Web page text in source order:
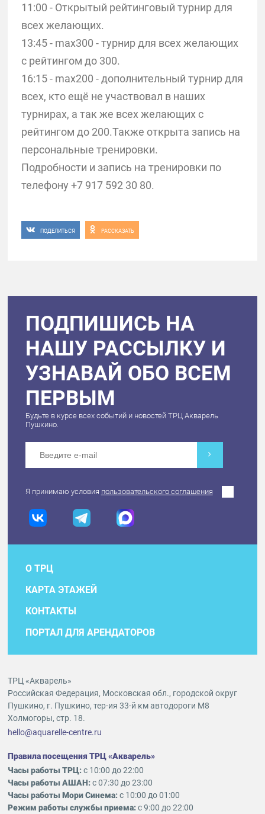
11:00 - Открытый рейтинговый турнир для
всех желающих.
13:45 - max300 - турнир для всех желающих
с рейтингом до 300.
16:15 - max200 - дополнительный турнир для
всех, кто ещё не участвовал в наших
турнирах, а так же всех желающих с
рейтингом до 200.Также открыта запись на
персональные тренировки.
Подробности и запись на тренировки по
телефону +7 917 592 30 80.
ПОДЕЛИТЬСЯ РАССКАЗАТЬ
ПОДПИШИСЬ НА
НАШУ РАССЫЛКУ И
УЗНАВАЙ ОБО ВСЕМ
ПЕРВЫМ
Будьте в курсе всех событий и новостей ТРЦ Акварель
Пушкино.
Я принимаю условия пользовательского соглашения
О ТРЦ
КАРТА ЭТАЖЕЙ
КОНТАКТЫ
ПОРТАЛ ДЛЯ АРЕНДАТОРОВ
ТРЦ «Акварель»
Российская Федерация, Московская обл., городской округ
Пушкино, г. Пушкино, тер-ия 33-й км автодороги М8
Холмогоры, стр. 18.
hello@aquarelle-centre.ru
Правила посещения ТРЦ «Акварель»
Часы работы ТРЦ:с 10:00 до 22:00
Часы работы АШАН:с 07:30 до 23:00
Часы работы Мори Синема:с 10:00 до 01:00
Режим работы службы приема:с 9:00 до 22:00